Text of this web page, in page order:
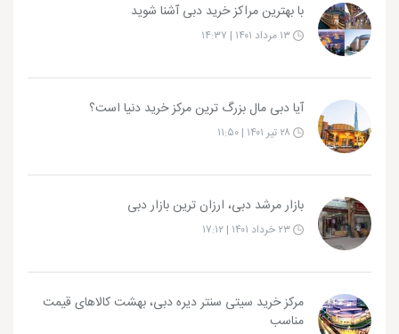
با بهترین مراکز خرید دبی آشنا شوید
آیا دبی مال بزرگ ترین مرکز خرید دنیا است؟
بازار مرشد دبی، ارزان ترین بازار دبی
مرکز خرید سیتی سنتر دیره دبی، بهشت کالاهای قیمت
مناسب